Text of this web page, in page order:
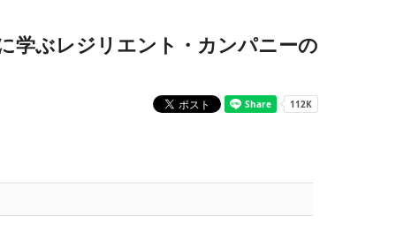
学ぶレジリエント・カンパニーの